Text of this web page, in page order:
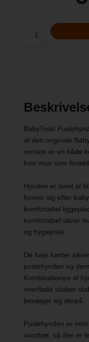
BabyTrold
af den originale
version er en både
hvis man som
Hynden er lavet af
former sig efter
komfortabel
komfortabel sikrer
og hygiejnisk.
De høje kanter
puslehynden og
Kombinationen af
overflade skaber
bevæger sig derpå.
Puslehynden er
vandtæt, så den er